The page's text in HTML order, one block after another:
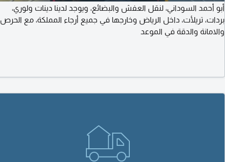
أبو أحمد السوداني، لنقل العفش والبضائع، ويوجد لدينا دينات ولوري،
بردات، تريلأت، داخل الرياض وخارجها في جميع أرجاء المملكة، مع الحرص
والامانة والدقة في الموعد